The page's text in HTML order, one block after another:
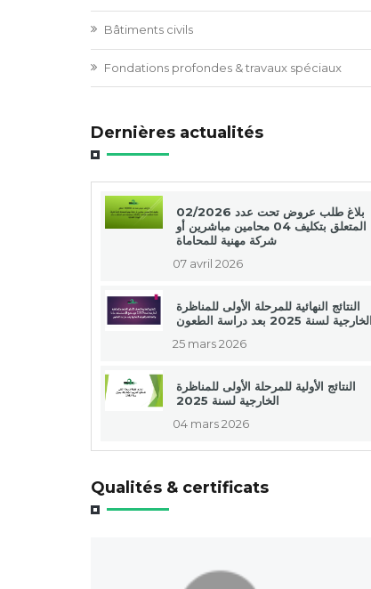
Bâtiments civils
Fondations profondes & travaux spéciaux
Dernières actualités
بلاغ طلب عروض تحت عدد 02/2026
المتعلق بتكليف 04 محامين مباشرين أو
شركة مهنية للمحاماة
07 avril 2026
النتائج النهائية للمرحلة الأولى للمناظرة
الخارجية لسنة 2025 بعد دراسة الطعون
25 mars 2026
النتائج الأولية للمرحلة الأولى للمناظرة
الخارجية لسنة 2025
04 mars 2026
Qualités & certificats